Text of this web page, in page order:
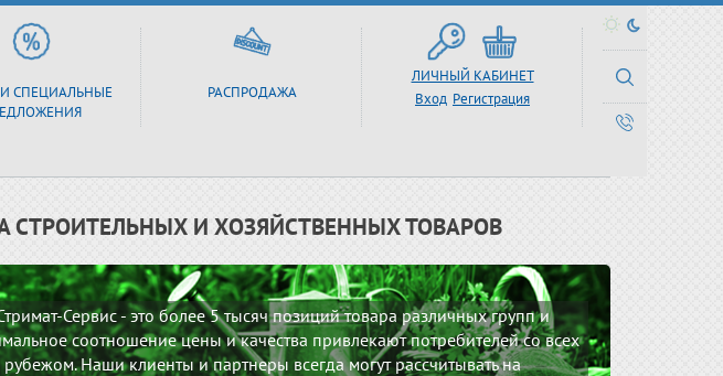
СПЕЦИАЛЬНЫЕ
РАСПРОДАЖА
ЛИЧНЫЙ КАБИНЕТ
Вход Регистрация
И ХОЗЯЙСТВЕННЫХ ТОВАРОВ
Сервис - это более 5 тысяч позиций товара различных групп и
соотношение цены и качества привлекают потребителей со всех
Наши клиенты и партнеры всегда могут рассчитывать на